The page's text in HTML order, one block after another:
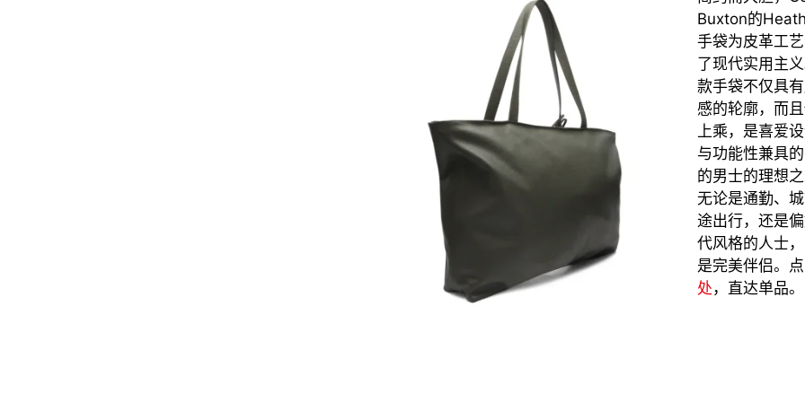
Buxton的
手袋为皮革工
了现代实用主
款手袋不仅具
感的轮廓，而
上乘，是喜爱
与功能性兼具
的男士的理想
无论是通勤、
途出行，还是
代风格的人士
是完美伴侣。
处 ，直达单品。